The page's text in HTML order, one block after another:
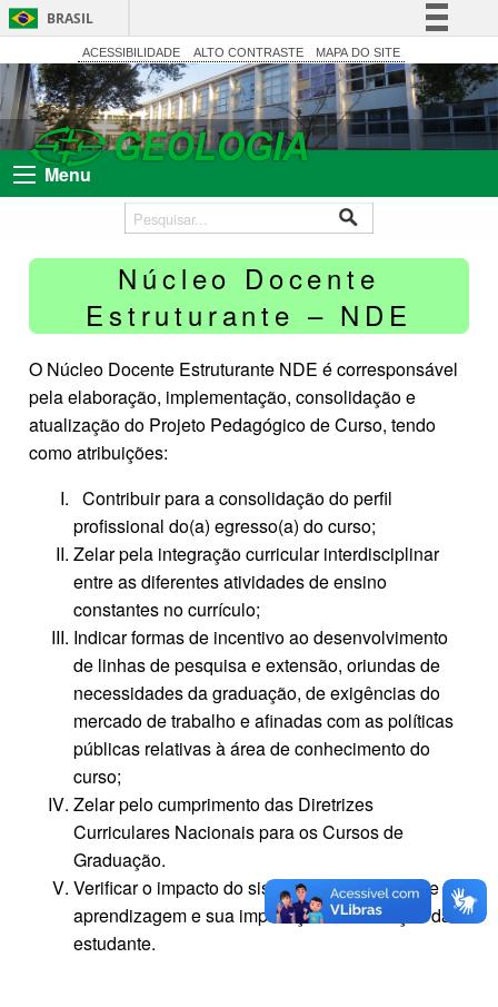
BRASIL
Simplifique!
Comunica BR
Participe
Acesso à informação
Canais
ACESSIBILIDADE ALTO CONTRASTE MAPA DO SITE
Menu
Núcleo Docente
Estruturante – NDE
O Núcleo Docente Estruturante NDE é corresponsável
pela elaboração, implementação, consolidação e
atualização do Projeto Pedagógico de Curso, tendo
como atribuições:
Contribuir para a consolidação do perfil
profissional do(a) egresso(a) do curso;
Zelar pela integração curricular interdisciplinar
entre as diferentes atividades de ensino
constantes no currículo;
Indicar formas de incentivo ao desenvolvimento
de linhas de pesquisa e extensão, oriundas de
necessidades da graduação, de exigências do
mercado de trabalho e afinadas com as políticas
públicas relativas à área de conhecimento do
curso;
Zelar pelo cumprimento das Diretrizes
Curriculares Nacionais para os Cursos de
Graduação.
Verificar o impacto do sistema de avaliação de
aprendizagem e sua implicação na formação da/o
estudante.